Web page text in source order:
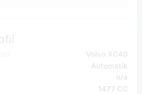
Volvo XC40
Automatik
n/a
1477 CC